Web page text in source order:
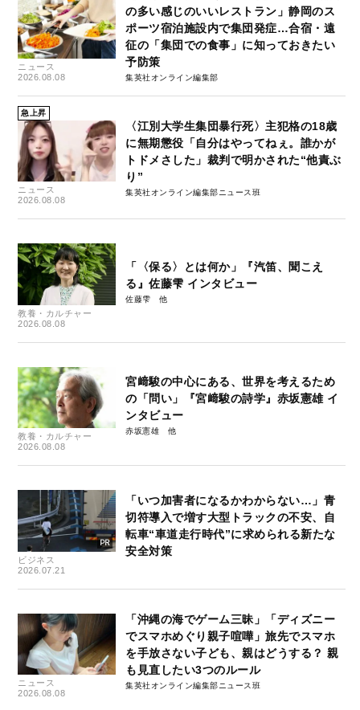
ニュース
2026.08.08
の多い感じのいいレストラン」静岡のス
ポーツ宿泊施設内で集団発症…合宿・遠
征の「集団での食事」に知っておきたい
予防策
集英社オンライン編集部
急上昇
ニュース
2026.08.08
〈江別大学生集団暴行死〉主犯格の18歳
に無期懲役「自分はやってねぇ。誰かが
トドメさした」裁判で明かされた“他責ぶ
り”
集英社オンライン編集部ニュース班
教養・カルチャー
2026.08.08
「〈保る〉とは何か」『汽笛、聞こえ
る』佐藤雫 インタビュー
佐藤雫
教養・カルチャー
2026.08.08
宮﨑駿の中心にある、世界を考えるため
の「問い」『宮﨑駿の詩学』赤坂憲雄 イ
ンタビュー
赤坂憲雄
ビジネス
2026.07.21
「いつ加害者になるかわからない…」青
切符導入で増す大型トラックの不安、自
転車“車道走行時代”に求められる新たな
安全対策
ニュース
2026.08.08
「沖縄の海でゲーム三昧」「ディズニー
でスマホめぐり親子喧嘩」旅先でスマホ
を手放さない子ども、親はどうする？ 親
も見直したい3つのルール
集英社オンライン編集部ニュース班